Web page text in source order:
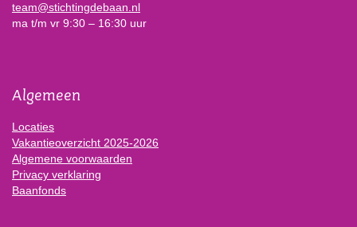
team@stichtingdebaan.nl
ma t/m vr 9:30 – 16:30 uur
Algemeen
Locaties
Vakantieoverzicht 2025-2026
Algemene voorwaarden
Privacy verklaring
Baanfonds